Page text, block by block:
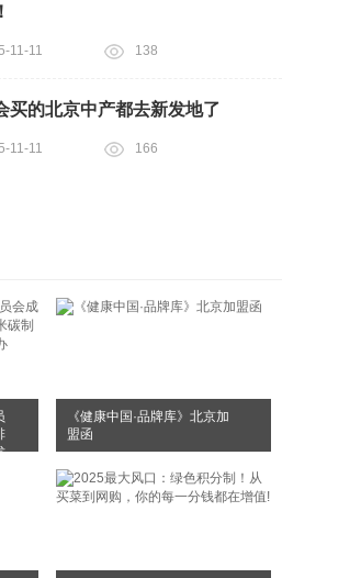
11-11 138
买的北京中产都去新发地了
11-11 166
《健康中国·品牌库》北京加
盟函